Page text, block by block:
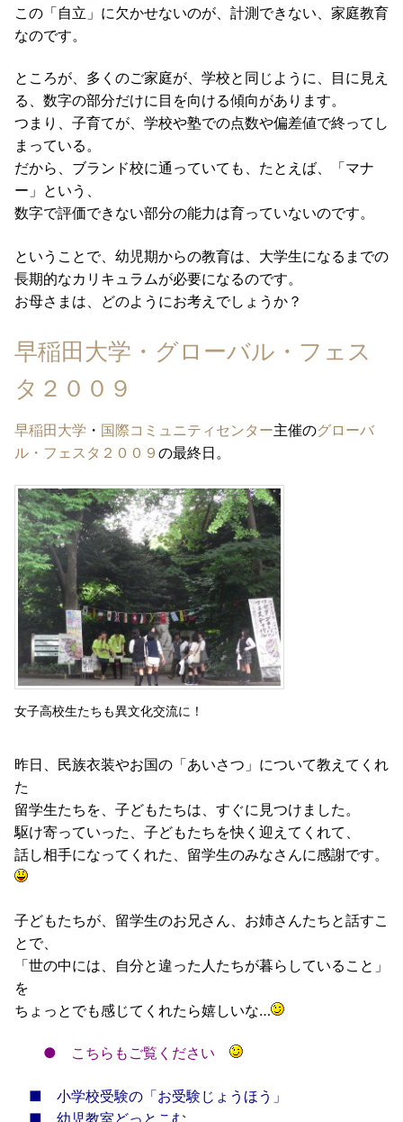
この「自立」に欠かせないのが、計測できない、家庭教育
なのです。
ところが、多くのご家庭が、学校と同じように、目に見え
る、数字の部分だけに目を向ける傾向があります。
つまり、子育てが、学校や塾での点数や偏差値で終ってし
まっている。
だから、ブランド校に通っていても、たとえば、「マナ
ー」という、
数字で評価できない部分の能力は育っていないのです。
ということで、幼児期からの教育は、大学生になるまでの
長期的なカリキュラムが必要になるのです。
お母さまは、どのようにお考えでしょうか？
早稲田大学・グローバル・フェス
タ２００９
早稲田大学 ・ 国際コミュニティセンター主催のグローバ
ル・フェスタ２００９ の最終日。
女子高校生たちも異文化交流に！
昨日、民族衣装やお国の「あいさつ」について教えてくれ
た
留学生たちを、子どもたちは、すぐに見つけました。
駆け寄っていった、子どもたちを快く迎えてくれて、
話し相手になってくれた、留学生のみなさんに感謝です。
子どもたちが、留学生のお兄さん、お姉さんたちと話すこ
とで、
「世の中には、自分と違った人たちが暮らしていること」
を
ちょっとでも感じてくれたら嬉しいな…
● こちらもご覧ください
■
小学校受験の「お受験じょうほう」
■ 幼児教室どっとこむ